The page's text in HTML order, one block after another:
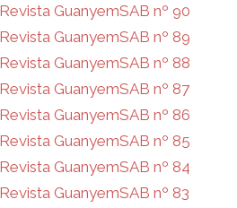
Revista GuanyemSAB nº 90
Revista GuanyemSAB nº 89
Revista GuanyemSAB nº 88
Revista GuanyemSAB nº 87
Revista GuanyemSAB nº 86
Revista GuanyemSAB nº 85
Revista GuanyemSAB nº 84
Revista GuanyemSAB nº 83